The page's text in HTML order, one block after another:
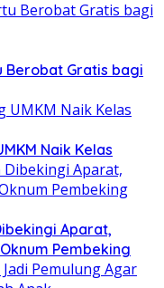
Berobat Gratis bagi
Naik Kelas
Aparat,
Pembeking